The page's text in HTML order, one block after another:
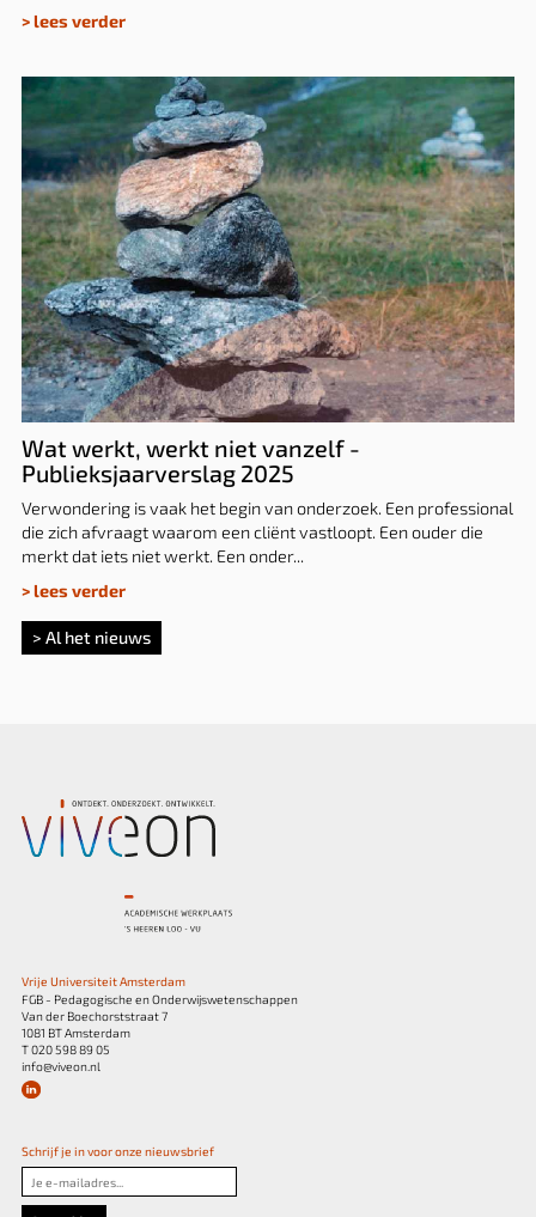
> lees verder
Wat werkt, werkt niet vanzelf -
Publieksjaarverslag 2025
Wat werkt, werkt niet vanzelf -
Publieksjaarverslag 2025
Verwondering is vaak het begin van onderzoek. Een professional
die zich afvraagt waarom een cliënt vastloopt. Een ouder die
merkt dat iets niet werkt. Een onder...
> lees verder
> Al het nieuws
Vrije Universiteit Amsterdam
FGB - Pedagogische en Onderwijswetenschappen
Van der Boechorststraat 7
1081 BT Amsterdam
T 020 598 89 05
info@viveon.nl
Schrijf je in voor onze nieuwsbrief